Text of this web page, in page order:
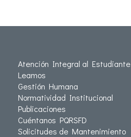
Atención Integral al Estudiante
Leamos
Gestión Humana
Normatividad Institucional
Publicaciones
Cuéntanos PQRSFD
Solicitudes de Mantenimiento